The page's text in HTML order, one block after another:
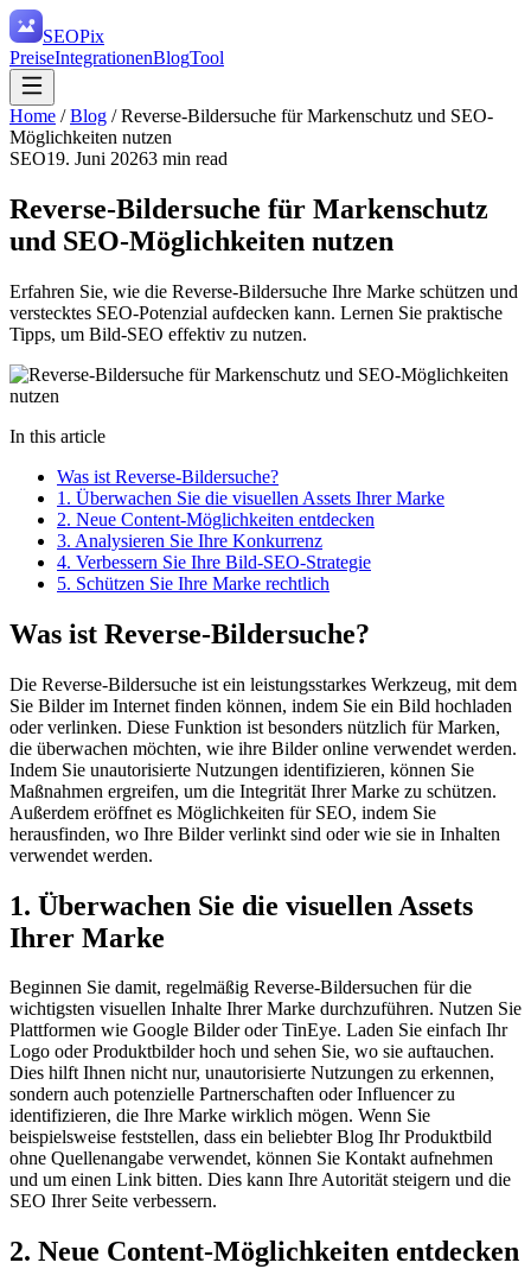
SEOPix
PreiseIntegrationenBlogTool
Home /Blog /Reverse-Bildersuche für Markenschutz und SEO-
Möglichkeiten nutzen
SEO19. Juni 20263 min read
Reverse-Bildersuche für Markenschutz
und SEO-Möglichkeiten nutzen
Erfahren Sie, wie die Reverse-Bildersuche Ihre Marke schützen und
verstecktes SEO-Potenzial aufdecken kann. Lernen Sie praktische
Tipps, um Bild-SEO effektiv zu nutzen.
In this article
Was ist Reverse-Bildersuche?
1. Überwachen Sie die visuellen Assets Ihrer Marke
2. Neue Content-Möglichkeiten entdecken
3. Analysieren Sie Ihre Konkurrenz
4. Verbessern Sie Ihre Bild-SEO-Strategie
5. Schützen Sie Ihre Marke rechtlich
Was ist Reverse-Bildersuche?
Die Reverse-Bildersuche ist ein leistungsstarkes Werkzeug, mit dem
Sie Bilder im Internet finden können, indem Sie ein Bild hochladen
oder verlinken. Diese Funktion ist besonders nützlich für Marken,
die überwachen möchten, wie ihre Bilder online verwendet werden.
Indem Sie unautorisierte Nutzungen identifizieren, können Sie
Maßnahmen ergreifen, um die Integrität Ihrer Marke zu schützen.
Außerdem eröffnet es Möglichkeiten für SEO, indem Sie
herausfinden, wo Ihre Bilder verlinkt sind oder wie sie in Inhalten
verwendet werden.
1. Überwachen Sie die visuellen Assets
Ihrer Marke
Beginnen Sie damit, regelmäßig Reverse-Bildersuchen für die
wichtigsten visuellen Inhalte Ihrer Marke durchzuführen. Nutzen Sie
Plattformen wie Google Bilder oder TinEye. Laden Sie einfach Ihr
Logo oder Produktbilder hoch und sehen Sie, wo sie auftauchen.
Dies hilft Ihnen nicht nur, unautorisierte Nutzungen zu erkennen,
sondern auch potenzielle Partnerschaften oder Influencer zu
identifizieren, die Ihre Marke wirklich mögen. Wenn Sie
beispielsweise feststellen, dass ein beliebter Blog Ihr Produktbild
ohne Quellenangabe verwendet, können Sie Kontakt aufnehmen
und um einen Link bitten. Dies kann Ihre Autorität steigern und die
SEO Ihrer Seite verbessern.
2. Neue Content-Möglichkeiten entdecken